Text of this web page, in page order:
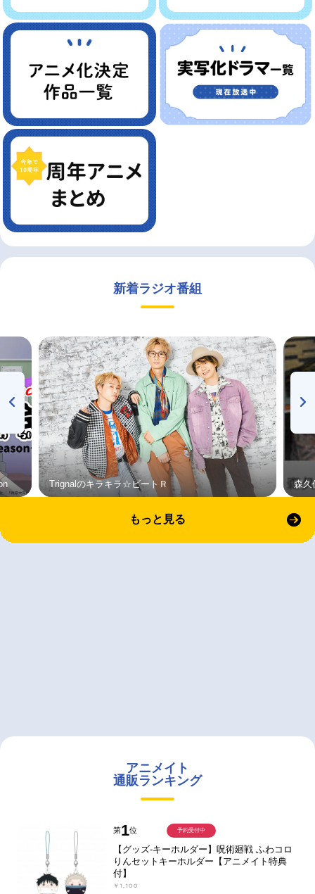
新着ラジオ番組
Trignalのキラキラ☆ビートＲ 森久
もっと見る
アニメイト
通販ランキング
第1位
【グッズ-キーホルダー】呪術廻戦 ふわコロ
りんセットキーホルダー【アニメイト特典
付】
￥1,100
予約受付中